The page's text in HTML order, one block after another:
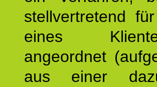
stellvertretend
eines
angeordnet
aus einer